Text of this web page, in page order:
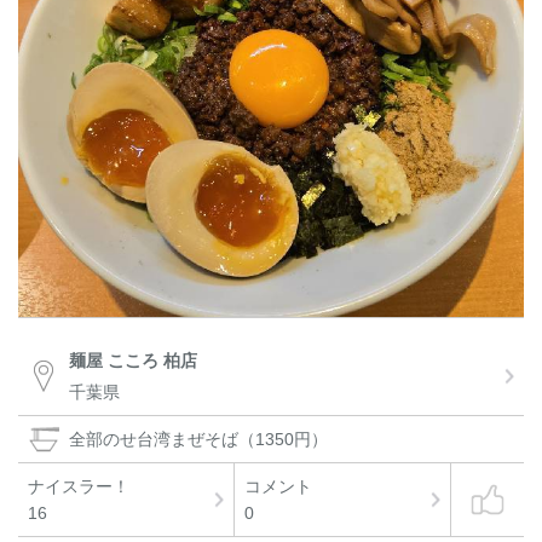
麺屋 こころ 柏店
千葉県
全部のせ台湾まぜそば（1350円）
ナイスラー！
16
コメント
0